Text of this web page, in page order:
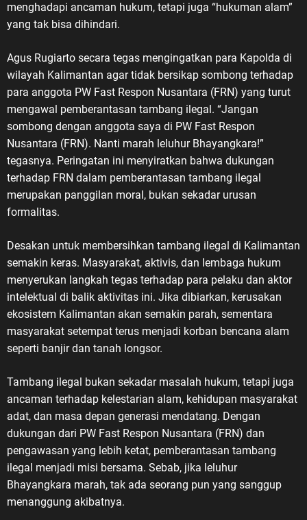
menghadapi ancaman hukum, tetapi juga “hukuman alam”
yang tak bisa dihindari.
Agus Rugiarto secara tegas mengingatkan para Kapolda di
wilayah Kalimantan agar tidak bersikap sombong terhadap
para anggota PW Fast Respon Nusantara (FRN) yang turut
mengawal pemberantasan tambang ilegal. “Jangan
sombong dengan anggota saya di PW Fast Respon
Nusantara (FRN). Nanti marah leluhur Bhayangkara!”
tegasnya. Peringatan ini menyiratkan bahwa dukungan
terhadap FRN dalam pemberantasan tambang ilegal
merupakan panggilan moral, bukan sekadar urusan
formalitas.
Desakan untuk membersihkan tambang ilegal di Kalimantan
semakin keras. Masyarakat, aktivis, dan lembaga hukum
menyerukan langkah tegas terhadap para pelaku dan aktor
intelektual di balik aktivitas ini. Jika dibiarkan, kerusakan
ekosistem Kalimantan akan semakin parah, sementara
masyarakat setempat terus menjadi korban bencana alam
seperti banjir dan tanah longsor.
Tambang ilegal bukan sekadar masalah hukum, tetapi juga
ancaman terhadap kelestarian alam, kehidupan masyarakat
adat, dan masa depan generasi mendatang. Dengan
dukungan dari PW Fast Respon Nusantara (FRN) dan
pengawasan yang lebih ketat, pemberantasan tambang
ilegal menjadi misi bersama. Sebab, jika leluhur
Bhayangkara marah, tak ada seorang pun yang sanggup
menanggung akibatnya.